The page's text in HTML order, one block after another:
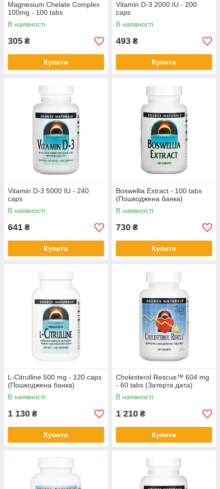
Magnesium Chelate Complex
100mg - 100 tabs
В наявності
305 ₴
Купити
Vitamin D-3 2000 IU - 200
caps
В наявності
493 ₴
Купити
Vitamin D-3 5000 IU - 240
caps
В наявності
641 ₴
Купити
Boswellia Extract - 100 tabs
(Пошкоджена банка)
В наявності
730 ₴
Купити
L-Citrulline 500 mg - 120 caps
(Пошкоджена банка)
В наявності
1 130 ₴
Купити
Cholesterol Rescue™ 604 mg
- 60 tabs (Затерта дата)
В наявності
1 210 ₴
Купити